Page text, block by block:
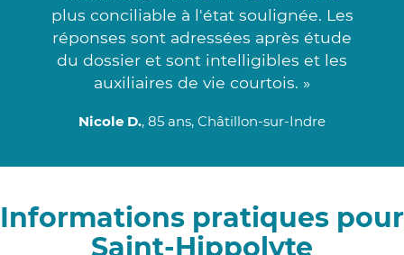
plus conciliable à l'état soulignée. Les
réponses sont adressées après étude
du dossier et sont intelligibles et les
auxiliaires de vie courtois. »
Nicole D., 85 ans, Châtillon-sur-Indre
Informations pratiques pour
Saint-Hippolyte